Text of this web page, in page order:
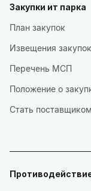
Закупки ит парка
План закупок
Извещения закупок
Перечень МСП
Положение о
Стать поставщиком